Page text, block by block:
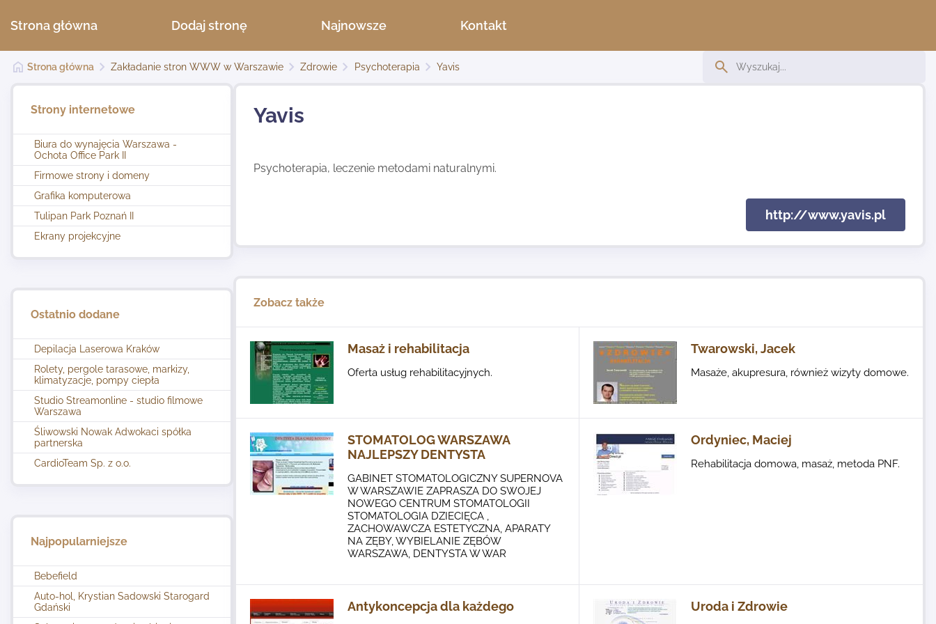
Strona główna Dodaj stronę Najnowsze Kontakt
Strona główna Zakładanie stron WWW w Warszawie Zdrowie Psychoterapia Yavis
Strony internetowe
Biura do wynajęcia Warszawa -
Ochota Office Park II
Firmowe strony i domeny
Grafika komputerowa
Tulipan Park Poznań II
Ekrany projekcyjne
Ostatnio dodane
Depilacja Laserowa Kraków
Rolety, pergole tarasowe, markizy,
klimatyzacje, pompy ciepła
Studio Streamonline - studio filmowe
Warszawa
Śliwowski Nowak Adwokaci spółka
partnerska
CardioTeam Sp. z o.o.
Najpopularniejsze
Bebefield
Auto-hol, Krystian Sadowski Starogard
Gdański
Yavis
Psychoterapia, leczenie metodami naturalnymi.
http://www.yavis.pl
Zobacz także
Masaż i rehabilitacja
Oferta usług rehabilitacyjnych.
Twarowski, Jacek
Masaże, akupresura, również wizyty domowe.
STOMATOLOG WARSZAWA
NAJLEPSZY DENTYSTA
GABINET STOMATOLOGICZNY SUPERNOVA
W WARSZAWIE ZAPRASZA DO SWOJEJ
NOWEGO CENTRUM STOMATOLOGII
STOMATOLOGIA DZIECIĘCA ,
ZACHOWAWCZA ESTETYCZNA, APARATY
NA ZĘBY, WYBIELANIE ZĘBÓW
WARSZAWA, DENTYSTA W WAR
Ordyniec, Maciej
Rehabilitacja domowa, masaż, metoda PNF.
Antykoncepcja dla każdego Uroda i Zdrowie